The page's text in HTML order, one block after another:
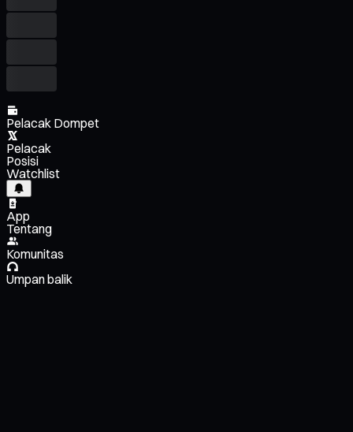
Pelacak Dompet
Pelacak
Posisi
Watchlist
App
Tentang
Komunitas
Umpan balik